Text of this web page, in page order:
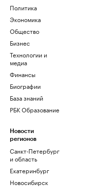
Политика
Экономика
Общество
Бизнес
Технологии и
медиа
Финансы
Биографии
База знаний
РБК Образование
Новости
регионов
Санкт-Петербург
и область
Екатеринбург
Новосибирск